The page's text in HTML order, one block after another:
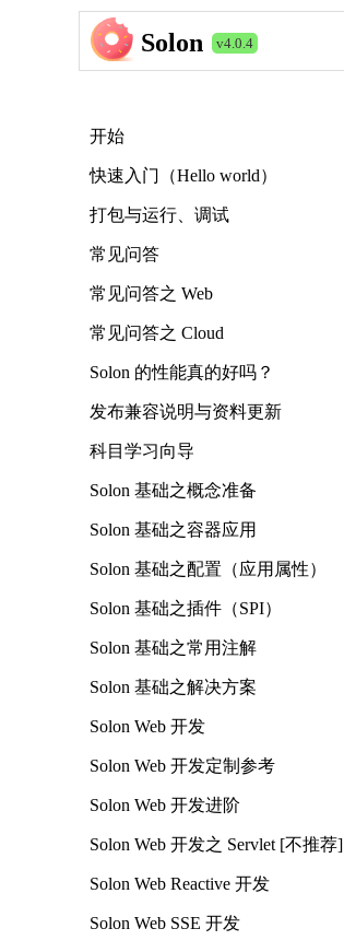
Solon v4.0.4
开始
快速入门（Hello world）
打包与运行、调试
常见问答
常见问答之 Web
常见问答之 Cloud
Solon 的性能真的好吗？
发布兼容说明与资料更新
科目学习向导
Solon 基础之概念准备
Solon 基础之容器应用
Solon 基础之配置（应用属性）
Solon 基础之插件（SPI）
Solon 基础之常用注解
Solon 基础之解决方案
Solon Web 开发
Solon Web 开发定制参考
Solon Web 开发进阶
Solon Web 开发之 Servlet [不推荐]
Solon Web Reactive 开发
Solon Web SSE 开发